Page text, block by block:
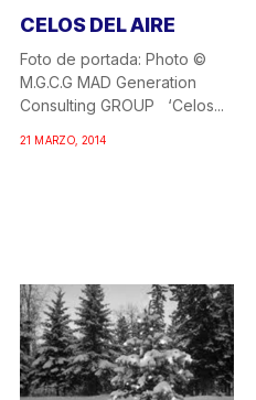
CELOS DEL AIRE
Foto de portada: Photo ©
M.G.C.G MAD Generation
Consulting GROUP ‘Celos...
21 MARZO, 2014